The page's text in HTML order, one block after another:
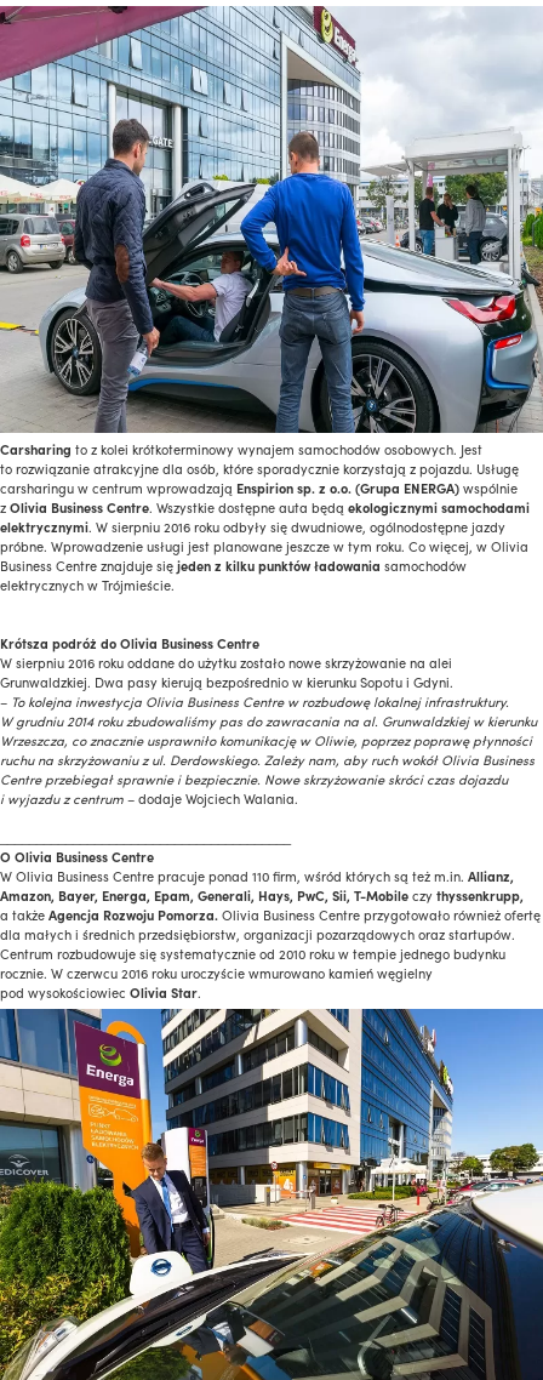
Carsharing to z kolei krótkoterminowy wynajem samochodów osobowych. Jest
to rozwiązanie atrakcyjne dla osób, które sporadycznie korzystają z pojazdu. Usługę
carsharingu w centrum wprowadzają Enspirion sp. z o.o. (Grupa ENERGA)wspólnie
zOlivia Business Centre. Wszystkie dostępne auta będą ekologicznymi samochodami
elektrycznymi. W sierpniu 2016 roku odbyły się dwudniowe, ogólnodostępne jazdy
próbne. Wprowadzenie usługi jest planowane jeszcze w tym roku. Co więcej, w Olivia
Business Centre znajduje sięjeden z kilku punktów ładowania samochodów
elektrycznych w Trójmieście.
Krótsza podróż do Olivia Business Centre
W sierpniu 2016 roku oddane do użytku zostało nowe skrzyżowanie na alei
Grunwaldzkiej. Dwa pasy kierują bezpośrednio w kierunku Sopotu i Gdyni.
– To kolejna inwestycja Olivia Business Centre w rozbudowę lokalnej infrastruktury.
W grudniu 2014 roku zbudowaliśmy pas do zawracania na al. Grunwaldzkiej w kierunku
Wrzeszcza, co znacznie usprawniło komunikację w Oliwie, poprzez poprawę płynności
ruchu na skrzyżowaniu z ul. Derdowskiego. Zależy nam, aby ruch wokół Olivia Business
Centre przebiegał sprawnie i bezpiecznie. Nowe skrzyżowanie skróci czas dojazdu
i wyjazdu z centrum– dodaje Wojciech Walania.
O Olivia Business Centre
W Olivia Business Centre pracuje ponad 110 firm, wśród których są też m.in. Allianz,
Amazon, Bayer, Energa, Epam, Generali, Hays, PwC, Sii, T-Mobileczythyssenkrupp,
a takżeAgencja Rozwoju Pomorza. Olivia Business Centre przygotowało również ofertę
dla małych i średnich przedsiębiorstw, organizacji pozarządowych oraz startupów.
Centrum rozbudowuje się systematycznie od 2010 roku w tempie jednego budynku
rocznie. W czerwcu 2016 roku uroczyście wmurowano kamień węgielny
pod wysokościowiec Olivia Star.